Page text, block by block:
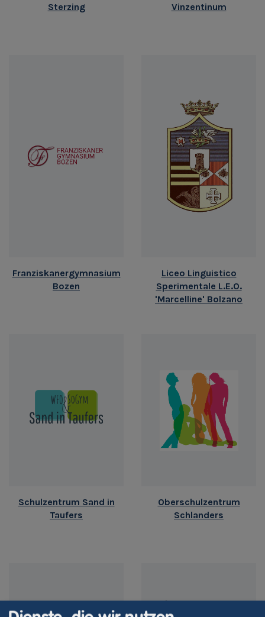
Sterzing
Vinzentinum
Franziskanergymnasium
Bozen
Liceo Linguistico
Sperimentale L.E.O.
'Marcelline' Bolzano
Schulzentrum Sand in
Taufers
Oberschulzentrum
Schlanders